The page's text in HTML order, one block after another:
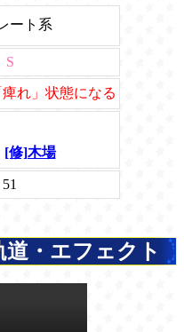
ート系
S
れ」状態になる
[修]木場
51
・エフェクト